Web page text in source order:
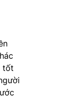
tốt